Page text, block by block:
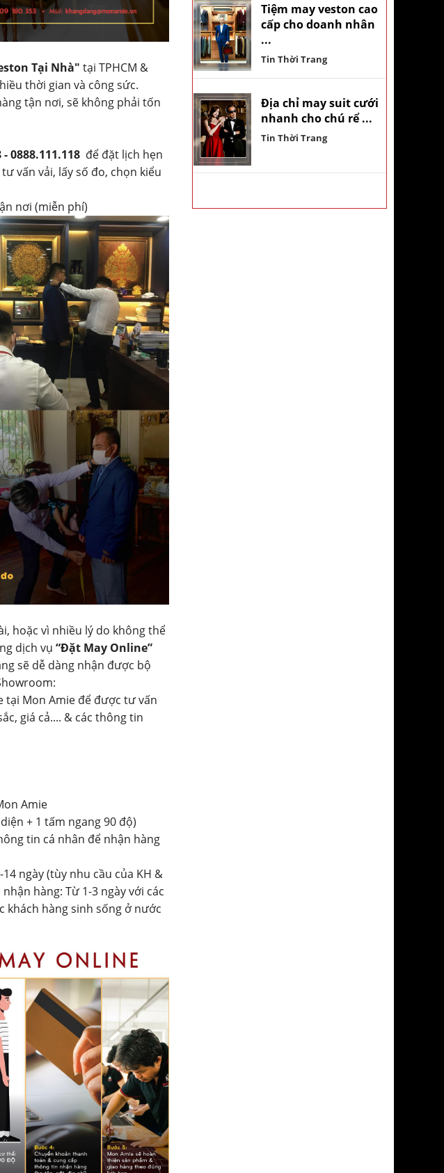
Tại Nhà" tại TPHCM &
thời gian và công sức.
tận nơi, sẽ không phải tốn
0888.111.118 để đặt lịch hẹn
vấn vải, lấy số đo, chọn kiểu
nơi (miễn phí)
hoặc vì nhiều lý do không thể
dịch vụ “Đặt May Online”
sẽ dễ dàng nhận được bộ
tại Mon Amie để được tư vấn
giá cả.... & các thông tin
Amie
+ 1 tấm ngang 90 độ)
tin cá nhân để nhận hàng
ngày (tùy nhu cầu của KH &
hàng: Từ 1-3 ngày với các
khách hàng sinh sống ở nước
Tiệm may veston cao
cấp cho doanh nhân
...
Tin Thời Trang
Địa chỉ may suit cưới
nhanh cho chú rể ...
Tin Thời Trang